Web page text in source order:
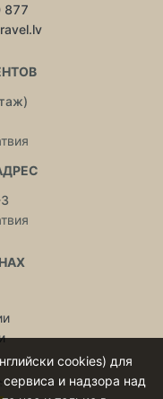
877
cookies) для
и надзора над